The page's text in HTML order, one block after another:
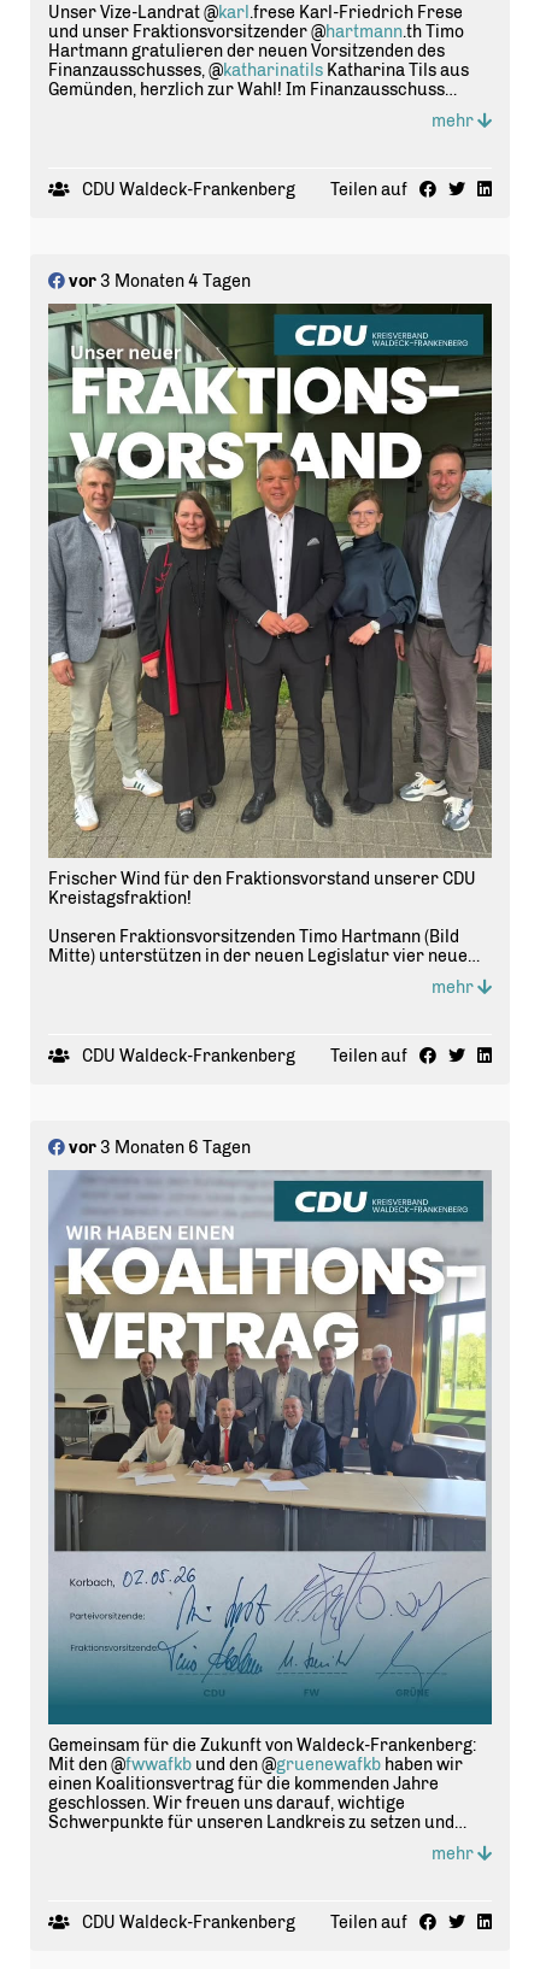
Unser Vize-Landrat @karl .frese Karl-Friedrich Frese
und unser Fraktionsvorsitzender @hartmann.th Timo
Hartmann gratulieren der neuen Vorsitzenden des
Finanzausschusses, @katharinatils Katharina Tils aus
Gemünden, herzlich zur Wahl! Im Finanzausschuss
Waldeck-Frankenberg beraten und abgestimmt. Mit
Auf geht?s in die neue Legislaturperiode! Packen wir es
mehr
CDU Waldeck-Frankenberg Teilen auf
vor3 Monaten 4 Tagen
Frischer Wind für den Fraktionsvorstand unserer CDU
Kreistagsfraktion!
Unseren Fraktionsvorsitzenden Timo Hartmann (Bild
Mitte) unterstützen in der neuen Legislatur vier neue
Katharina Tils, Gemünden
Landkreis Waldeck-Frankenberg mitgestalten!
mehr
CDU Waldeck-Frankenberg Teilen auf
vor3 Monaten 6 Tagen
Gemeinsam für die Zukunft von Waldeck-Frankenberg:
Mit den @fwwafkb und den @gruenewafkb haben wir
einen Koalitionsvertrag für die kommenden Jahre
geschlossen. Wir freuen uns darauf, wichtige
Schwerpunkte für unseren Landkreis zu setzen und
aufstellen.
mehr
CDU Waldeck-Frankenberg Teilen auf